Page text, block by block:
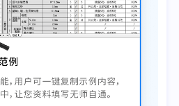
限公司、贵州建工集团有限公司
遵义道桥建设(集团)有限公司
限责任公司、贵州建工集团第二
有限责任公司、贵州建工集团第四
有限责任公司、贵州建工集团第六